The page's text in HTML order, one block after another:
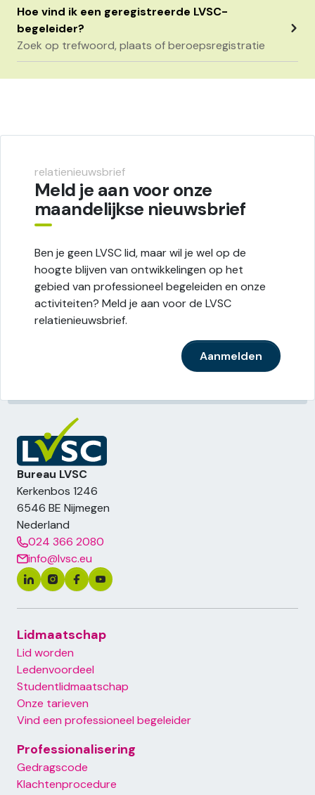
Hoe vind ik een geregistreerde LVSC-
begeleider?
Zoek op trefwoord, plaats of beroepsregistratie
relatienieuwsbrief
Meld je aan voor onze
maandelijkse nieuwsbrief
Ben je geen LVSC lid, maar wil je wel op de
hoogte blijven van ontwikkelingen op het
gebied van professioneel begeleiden en onze
activiteiten? Meld je aan voor de LVSC
relatienieuwsbrief.
Aanmelden
Bureau LVSC
Kerkenbos 1246
6546 BE Nijmegen
Nederland
024 366 2080
info@lvsc.eu
Footer primary menu
Lidmaatschap
Lid worden
Ledenvoordeel
Studentlidmaatschap
Onze tarieven
Vind een professioneel begeleider
Professionalisering
Gedragscode
Klachtenprocedure